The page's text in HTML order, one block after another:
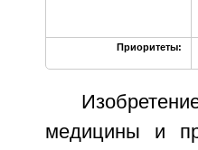
Приоритеты:
медицины и